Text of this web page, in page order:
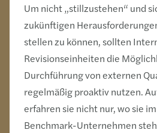
Um nicht „stillzustehen“ und
zukünftigen
stellen zu können, sollten
Revisionseinheiten die
Durchführung von externen
regelmäßig proaktiv nutzen.
erfahren sie nicht nur, wo sie
Benchmark-Unternehmen